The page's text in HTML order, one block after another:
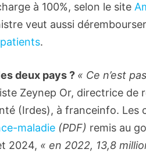
à 100%, selon le site
veut aussi
.
deux pays ? « Ce n’est
Zeynep Or, directrice de
(Irdes), à franceinfo. Les
maladie(Nouvelle fenêtre)
(PDF) remis au
2024, « en 2022, 13,8